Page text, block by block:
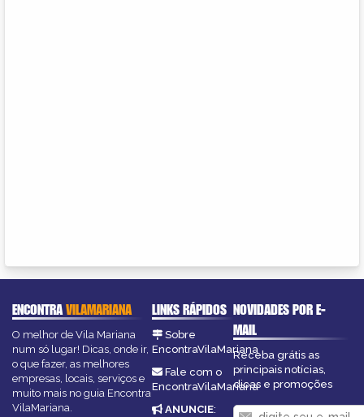
ENCONTRAVILAMARIANA
O melhor de Vila Mariana
num só lugar! Dicas, onde ir,
o que fazer, as melhores
empresas, locais, serviços e
muito mais no guia Encontra
VilaMariana.
LINKS RÁPIDOS
Sobre
EncontraVilaMariana
Fale com o
EncontraVilaMariana
ANUNCIE:
NOVIDADES POR E-
MAIL
Receba grátis as
principais notícias,
dicas e promoções